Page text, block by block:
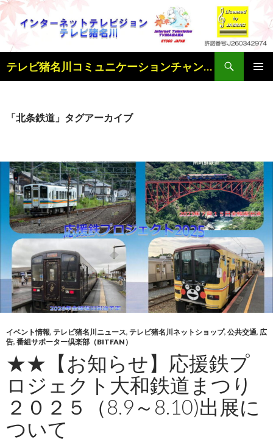
テレビ猪名川コミュニケーションチャンネル
索
ン
キ
ッ
プ
「北条鉄道」タグアーカイブ
イベント情報, テレビ猪名川ニュース, テレビ猪名川ネットショップ, 公共交通, 広
告, 番組サポーター倶楽部（BITFAN）
★★【お知らせ】応援鉄プ
ロジェクト大和鉄道まつり
２０２５（8.9～8.10)出展に
ついて